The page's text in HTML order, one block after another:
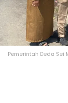
Pemerintah Deda Sei